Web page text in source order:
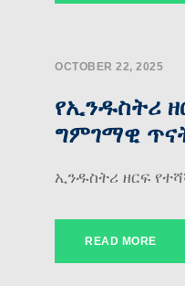
OCTOBER 22, 2025
የኢንዱስትሪ
ግምገማዊ
ኢንዱስትሪ ዘርፍ
READ MORE